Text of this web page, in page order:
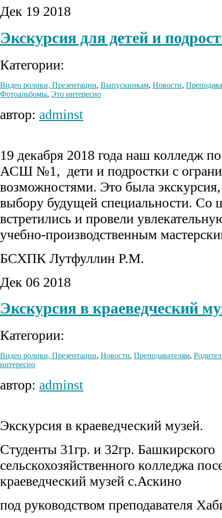
Дек 19 2018
Экскурсия для детей и
Категории:
Видео ролики, Презентации, Выпускникам, Новости,
Фотоальбомы, Это интересно
автор: adminst
19 декабря 2018 года наш колледж
АСШ №1, дети и подростки с
возможностями. Это была
выбору будущей специальности. Со
встретились и провели
учебно-производственным
БСХПК Лутфуллин Р.М.
Дек 06 2018
Экскурсия в краеведческий
Категории:
Видео ролики, Презентации, Новости, Преподавателям,
интересно
автор: adminst
Экскурсия в краеведческий музей.
Студенты 31гр. и 32гр. Башкирского
сельскохозяйственного колледжа
краеведческий музей с.Аскино
под руководством преподавателя